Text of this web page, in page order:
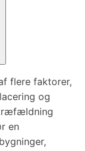
flere faktorer,
og
en